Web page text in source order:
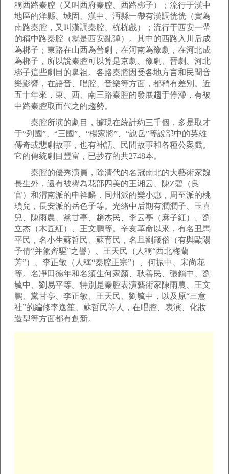
稱西路秦腔（又叫西府秦腔、西路梆子）；流行于漢中
地區的洋縣、城固、漢中、沔縣一帶有漢調恍恍（實為
南路秦腔，又叫漢調秦腔、桄桄戲）；流行于西安一帶
的稱中路秦腔（就是西安亂彈）。其中的西路入川后成
為梆子；東路在山西為晉劇，在河南為豫劇，在河北成
為梆子，所以說秦腔可以算是京劇、豫劇、晉劇、河北
梆子這些劇目的鼻祖。各路秦腔因受各地方言和民間音
樂影響，在語音、唱腔、音樂等方面，都稍有差別。近
五十年來，東、西、南三路秦腔的發展趨于停滯，有被
中路秦腔取而代之的趨勢。
秦腔所演的劇目，據現在統計約三千個，多是取才
于“列國”、“三國”、“楊家將”、“說岳”等說部中的英雄
傳奇或悲劇故事，也有神話、民間故事和各種公案戲。
它的傳統劇目豐富，已抄存的共2748本。
秦腔的優秀演員，除清代的名冠南北的大藝術家魏
長生外，還有被譽為花部四美的王湘云、陳Z碧（良
官）和渭南派的申祥麟，同州派的欒小惠，周至派的桃
瑣兒，長安派的岳色子等。光緒中后期有潤潤子、玉喜
兒、陳雨農、黨甘亭、趙杰民、李云亭（麻子紅）、劉
立杰（木匠紅）、王文鵬等。辛亥革命以來，有名丑馬
平民，名小生蘇哲民、蘇育民，名旦劉箴俗（有與歐陽
予倩“并駕齊驅”之譽）、王天民（人稱“西北梅蘭
芳”）、李正敏（人稱“秦腔正宗”）、何振中、宋尚花
等。名凈田德年和名須生何家顏、耿善民、張鎖中、劉
毓中、劉易平等。特別是秦腔表演藝術家陳雨農、王文
鵬、黨甘亭、李正敏、王天民、劉毓中，以及原“三意
社”的編修李逸笙、蘇哲民等人，在唱腔、表演、化妝
造型等方面都有創新。